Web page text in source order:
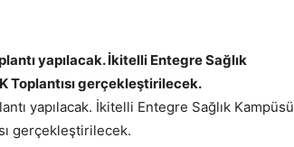
yapılacak. İkitelli Entegre Sağlık
Toplantısı gerçekleştirilecek.
yapılacak. İkitelli Entegre Sağlık Kampüsü
gerçekleştirilecek.